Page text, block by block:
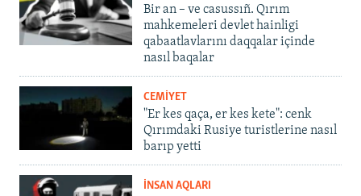
Bir an – ve casussıñ. Qırım
mahkemeleri devlet hainligi
qabaatlavlarını daqqalar içinde
nasıl baqalar
CEMİYET
"Er kes qaça, er kes kete": cenk
Qırımdaki Rusiye turistlerine nasıl
barıp yetti
İNSAN AQLARI